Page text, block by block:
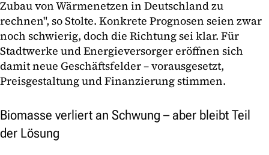
Zubau von Wärmenetzen in Deutschland zu
rechnen", so Stolte. Konkrete Prognosen seien zwar
noch schwierig, doch die Richtung sei klar. Für
Stadtwerke und Energieversorger eröffnen sich
damit neue Geschäftsfelder – vorausgesetzt,
Preisgestaltung und Finanzierung stimmen.
Biomasse verliert an Schwung – aber bleibt Teil
der Lösung